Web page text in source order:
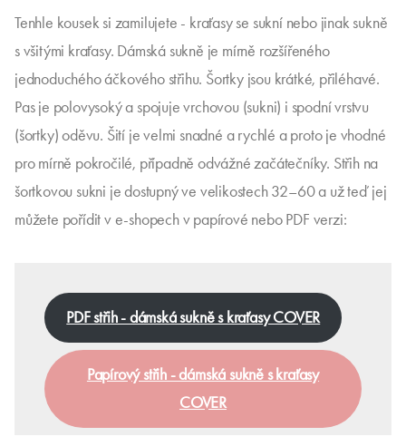
Tenhle kousek si zamilujete - kraťasy se sukní nebo jinak sukně
s všitými kraťasy. Dámská sukně je mírně rozšířeného
jednoduchého áčkového střihu. Šortky jsou krátké, přiléhavé.
Pas je polovysoký a spojuje vrchovou (sukni) i spodní vrstvu
(šortky) oděvu. Šití je velmi snadné a rychlé a proto je vhodné
pro mírně pokročilé, případně odvážné začátečníky. Střih na
šortkovou sukni je dostupný ve velikostech 32–60 a už teď jej
můžete pořídit v e-shopech v papírové nebo PDF verzi:
PDF střih - dámská sukně s kraťasy COVER
Papírový střih - dámská sukně s kraťasy
COVER